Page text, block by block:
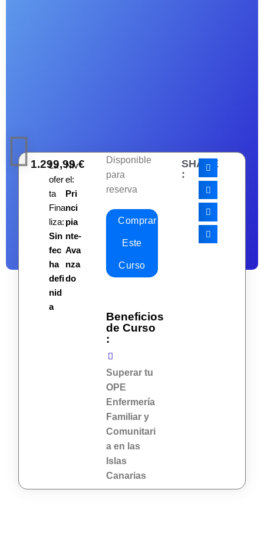
1.299,99€
La
ofer
ta
Fina
liza:
Sin
fec
ha
defi
nid
a
Niv
el:
Pri
nci
pia
nte-
Ava
nza
do
Disponible
para
reserva
Comprar
Este
Curso
Beneficios
de Curso
:
Superar tu
OPE
Enfermería
Familiar y
Comunitari
a en las
Islas
Canarias
SHARE
: